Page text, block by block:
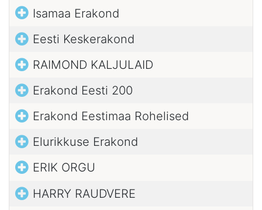
Isamaa Erakond
Eesti Keskerakond
RAIMOND KALJULAID
Erakond Eesti 200
Erakond Eestimaa Rohelised
Elurikkuse Erakond
ERIK ORGU
HARRY RAUDVERE